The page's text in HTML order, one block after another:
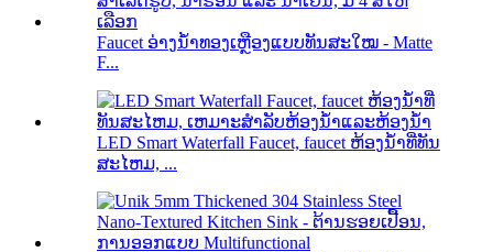
Faucet ອ່າງນ້ຳທອງເຫຼືອງແບບທັນສະໃໝ - Matte
F...
LED Smart Waterfall Faucet, faucet ຫ້ອງນ້ໍາທີ່ທັນ
ສະໄຫມ, ...